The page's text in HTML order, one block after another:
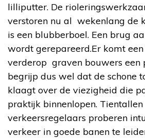
lilliputter. De
verstoren nu al wekenlang de
is een blubberboel. Een brug
wordt gerepareerd.Er komt
verderop graven bouwers een
begrijp dus wel dat de schone
klaagt over de viezigheid die
praktijk binnenlopen. Tientallen
verkeersregelaars proberen
verkeer in goede banen te